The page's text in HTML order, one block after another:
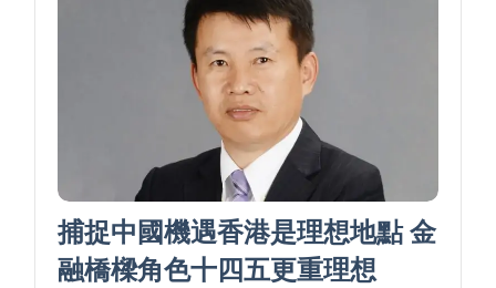
捕捉中國機遇香港是理想地點 金
融橋樑角色十四五更重理想